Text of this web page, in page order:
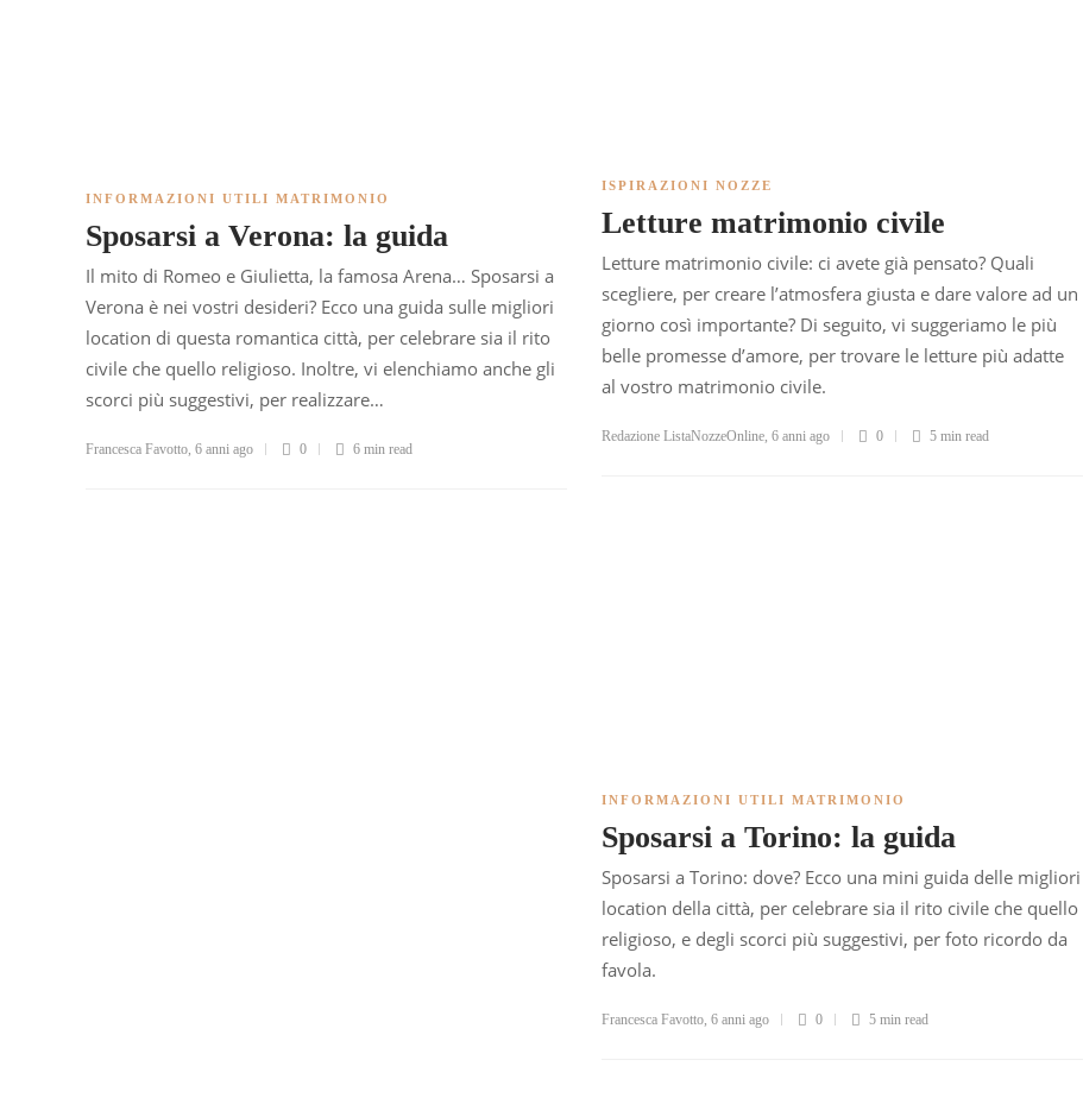
ISPIRAZIONI NOZZE
Letture matrimonio civile
Letture matrimonio civile: ci avete già pensato? Quali
scegliere, per creare l’atmosfera giusta e dare valore ad un
giorno così importante? Di seguito, vi suggeriamo le più
belle promesse d’amore, per trovare le letture più adatte
al vostro matrimonio civile.
Redazione ListaNozzeOnline, 6 anni ago 0 5 min read
INFORMAZIONI UTILI MATRIMONIO
Sposarsi a Verona: la guida
Il mito di Romeo e Giulietta, la famosa Arena… Sposarsi a
Verona è nei vostri desideri? Ecco una guida sulle migliori
location di questa romantica città, per celebrare sia il rito
civile che quello religioso. Inoltre, vi elenchiamo anche gli
scorci più suggestivi, per realizzare…
Francesca Favotto, 6 anni ago 0 6 min read
INFORMAZIONI UTILI MATRIMONIO
Sposarsi a Torino: la guida
Sposarsi a Torino: dove? Ecco una mini guida delle migliori
location della città, per celebrare sia il rito civile che quello
religioso, e degli scorci più suggestivi, per foto ricordo da
favola.
Francesca Favotto, 6 anni ago 0 5 min read